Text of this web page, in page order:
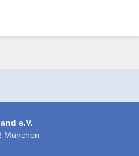
e.V.
München